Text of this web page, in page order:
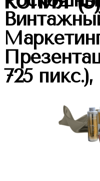
725